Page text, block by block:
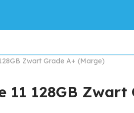
Zwart Grade A+ (Marge)
11 128GB